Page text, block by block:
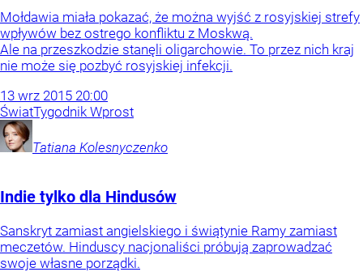
Mołdawia miała pokazać, że można wyjść z rosyjskiej strefy
wpływów bez ostrego konfliktu z Moskwą.
Ale na przeszkodzie stanęli oligarchowie. To przez nich kraj
nie może się pozbyć rosyjskiej infekcji.
13 wrz 2015 20:00
ŚwiatTygodnik Wprost
Tatiana Kolesnyczenko
Indie tylko dla Hindusów
Sanskryt zamiast angielskiego i świątynie Ramy zamiast
meczetów. Hinduscy nacjonaliści próbują zaprowadzać
swoje własne porządki.